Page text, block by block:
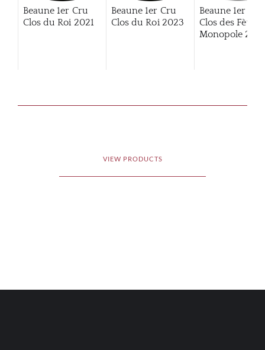
Beaune 1er Cru
Clos du Roi 2021
Beaune 1er Cru
Clos du Roi 2023
Beaune 1er Cru
Clos des Fèves
Monopole 2014
VIEW PRODUCTS